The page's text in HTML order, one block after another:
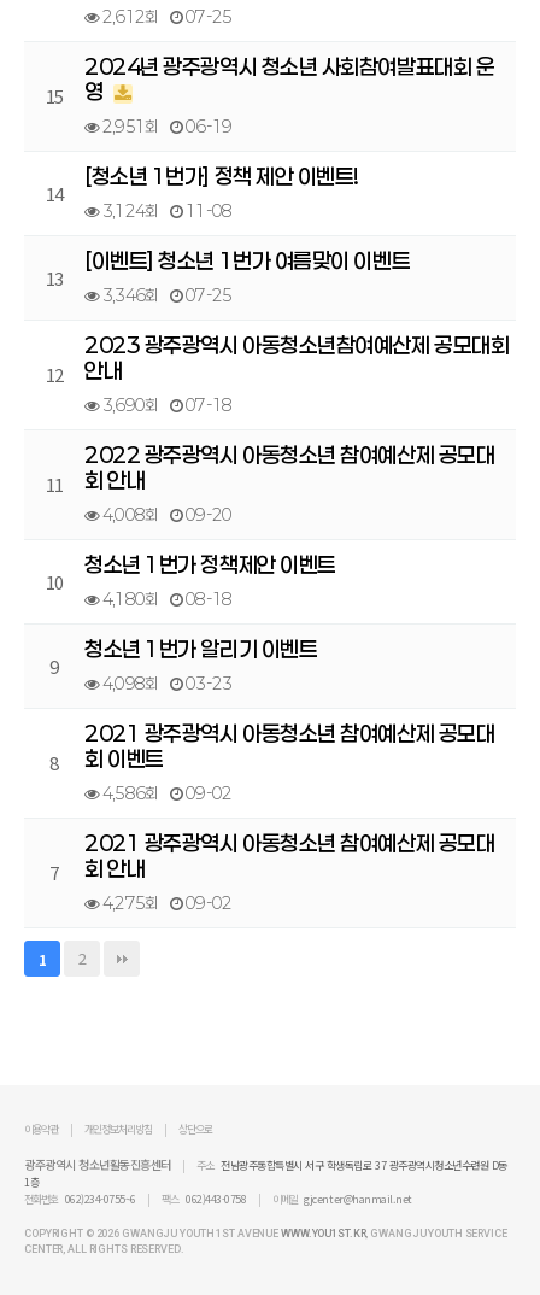
2,612회 07-25
15
2024년 광주광역시 청소년 사회참여발표대회 운
영
2,951회 06-19
14
[청소년 1번가] 정책 제안 이벤트!
3,124회 11-08
13
[이벤트] 청소년 1번가 여름맞이 이벤트
3,346회 07-25
12
2023 광주광역시 아동청소년참여예산제 공모대회
안내
3,690회 07-18
11
2022 광주광역시 아동청소년 참여예산제 공모대
회 안내
4,008회 09-20
10
청소년 1번가 정책제안 이벤트
4,180회 08-18
9
청소년 1번가 알리기 이벤트
4,098회 03-23
8
2021 광주광역시 아동청소년 참여예산제 공모대
회 이벤트
4,586회 09-02
7
2021 광주광역시 아동청소년 참여예산제 공모대
회 안내
4,275회 09-02
1 2
이용약관 개인정보처리방침 상단으로
광주광역시 청소년활동진흥센터 주소 전남광주통합특별시 서구 학생독립로 37 광주광역시청소년수련원 D동
1층
전화번호 062)234-0755~6 팩스 062)443-0758 이메일 gjcenter@hanmail.net
COPYRIGHT © 2026 GWANGJU YOUTH 1ST AVENUEWWW.YOU1ST.KR, GWANGJU YOUTH SERVICE
CENTER,ALL RIGHTS RESERVED.